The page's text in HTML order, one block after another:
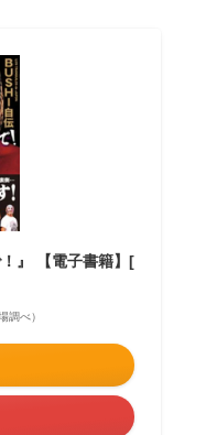
』 【電子書籍】[
調べ）